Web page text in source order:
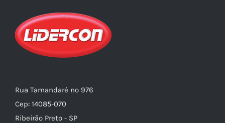
Rua Tamandaré nº 976
Cep: 14085-070
Ribeirão Preto - SP